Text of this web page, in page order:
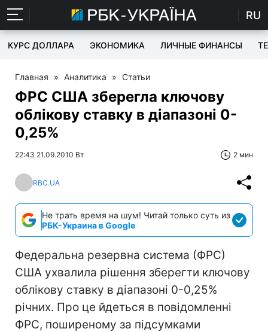
RU
КУРС ДОЛЛАРА ЭКОНОМИКА ЛИЧНЫЕ ФИНАНСЫ
Главная » Аналитика » Статьи
ФРС США зберегла ключову
облікову ставку в діапазоні 0-
0,25%
22:43 21.09.2010 Вт 2 мин
RBC.UA
Не трать время на шум! Читай только суть из
РБК-Украина в Google
Федеральна резервна система (ФРС)
США ухвалила рішення зберегти ключову
облікову ставку в діапазоні 0-0,25%
річних. Про це йдеться в повідомленні
ФРС, поширеному за підсумками